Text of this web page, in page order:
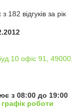
182 відгуків за рік
офіс 91,
з 08:00 до 19:00
роботи